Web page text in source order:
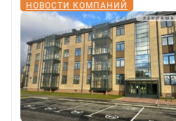
НОВОСТИ КОМПАНИЙ